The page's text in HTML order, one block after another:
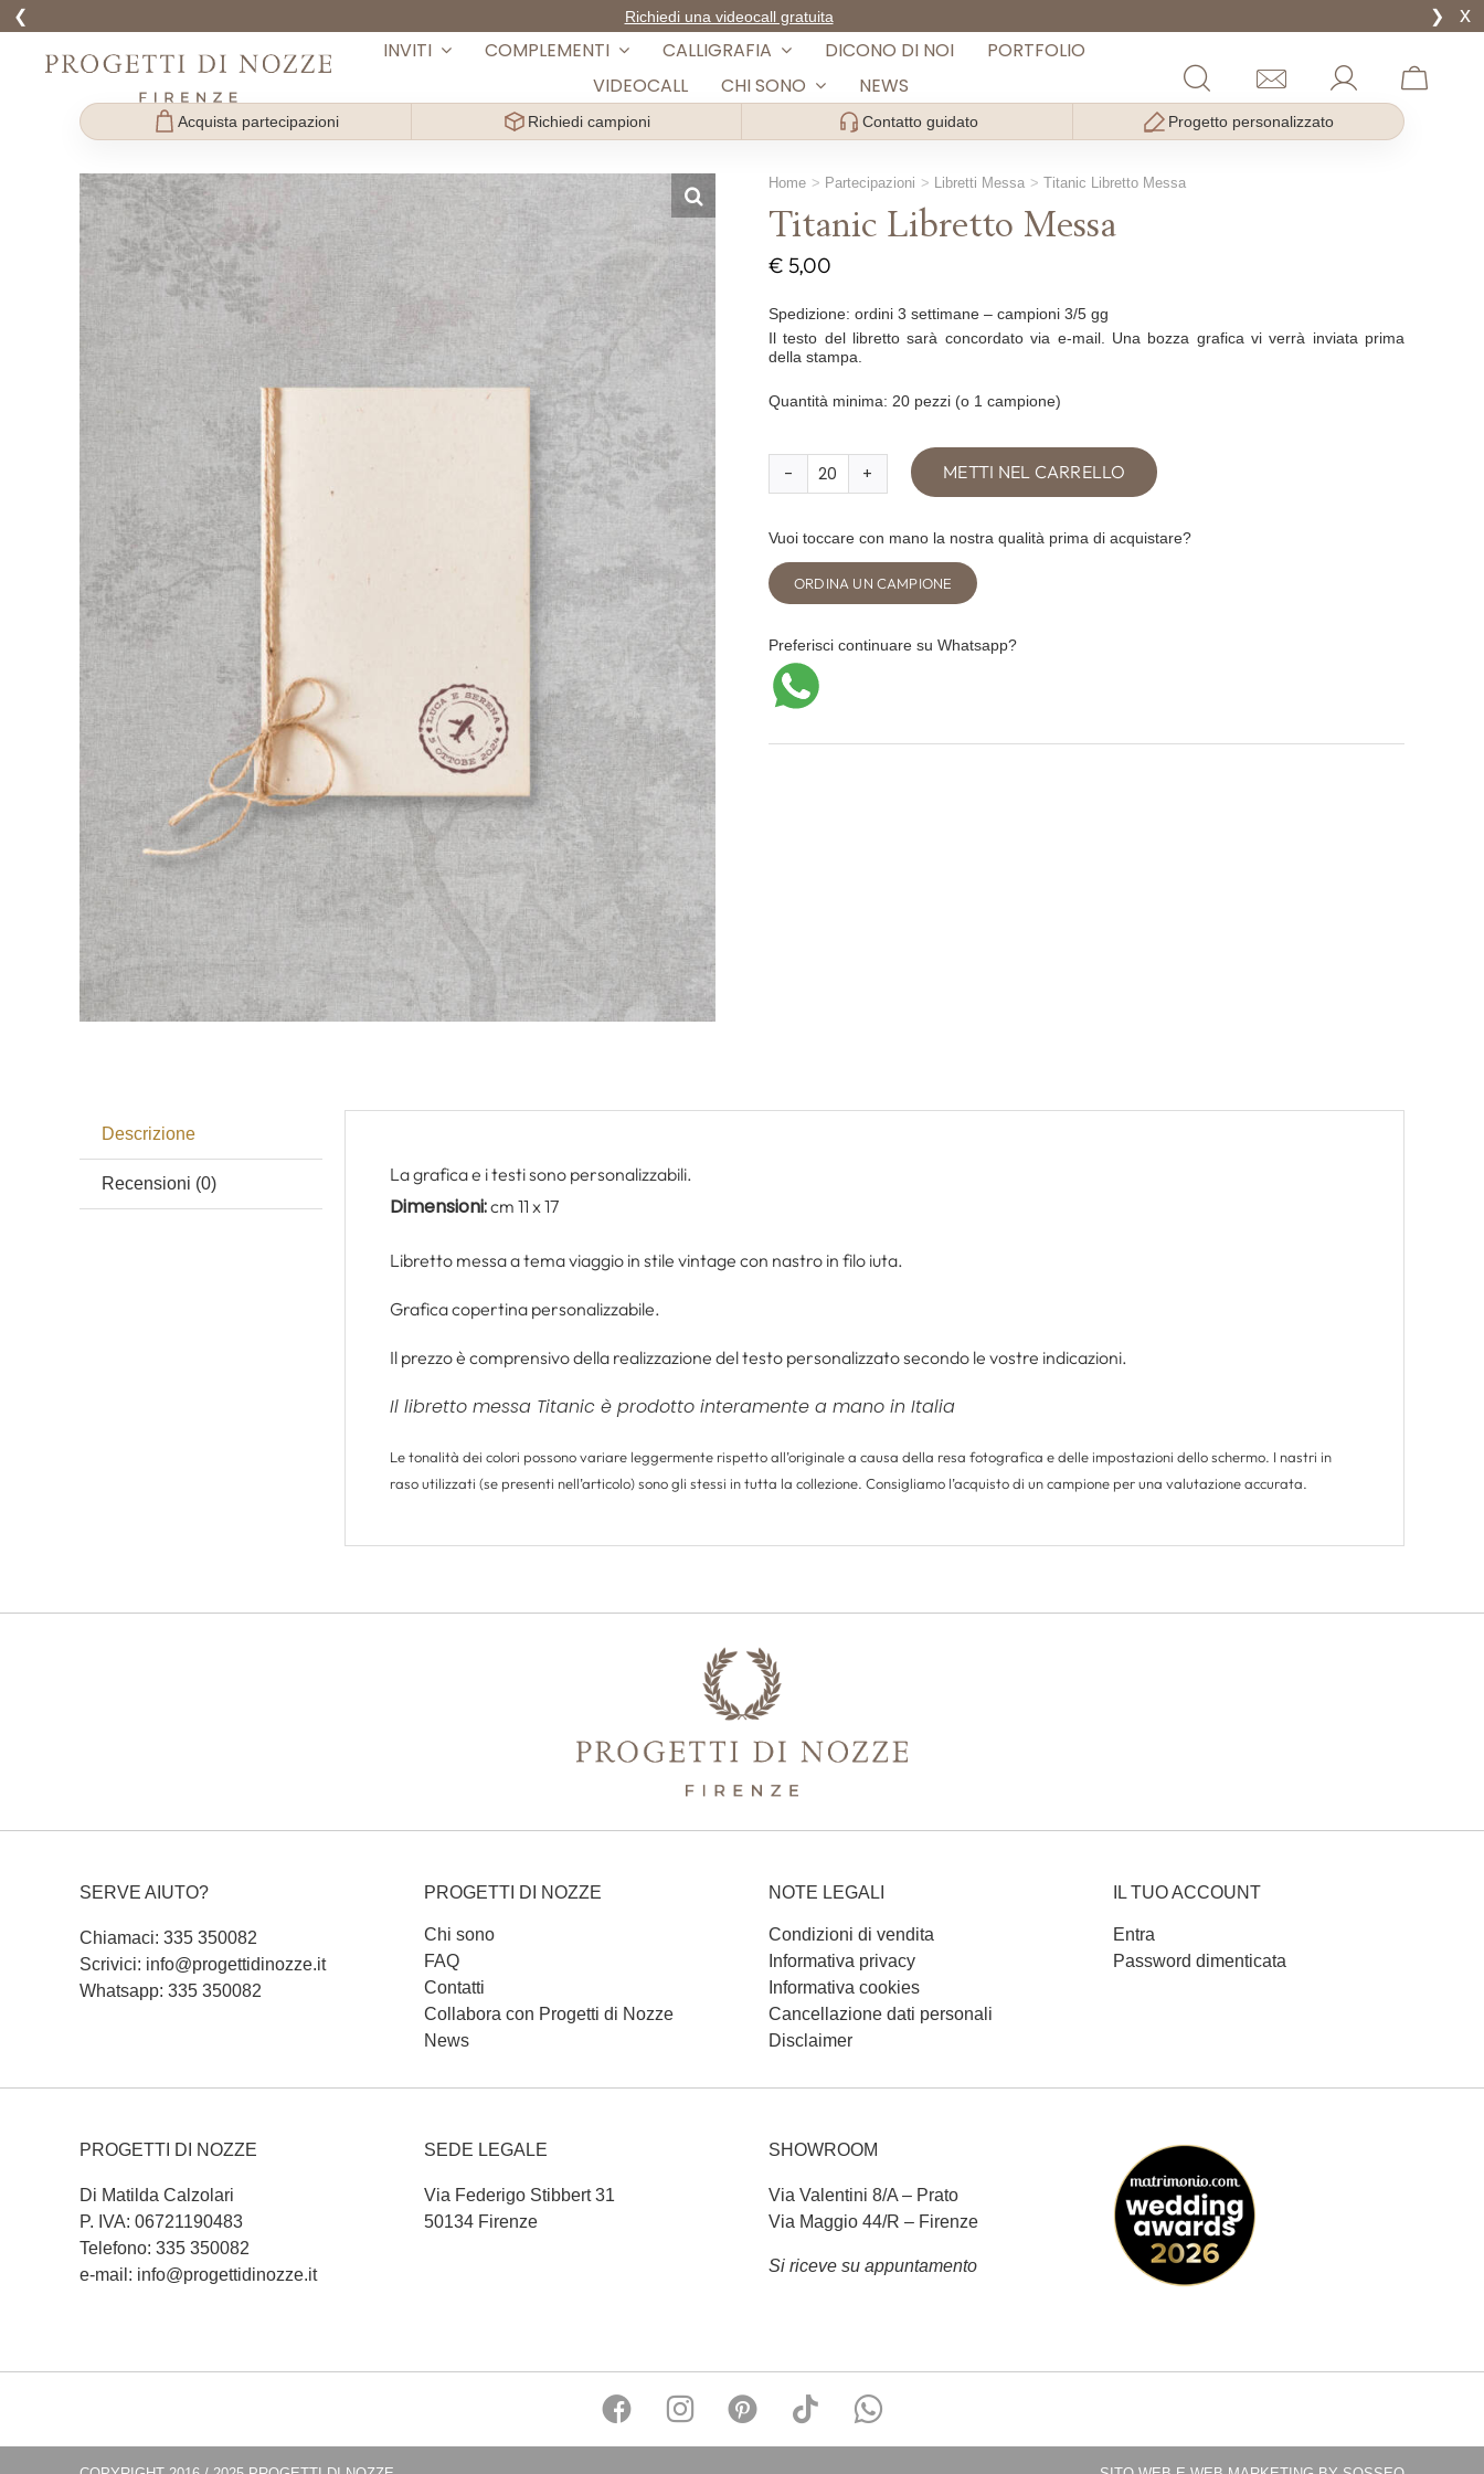
❮ Richiedi una videocall gratuita ❯ x
INVITI COMPLEMENTI CALLIGRAFIA DICONO DI NOI
PORTFOLIO
VIDEOCALL
CHI SONO NEWS
Acquista partecipazioni Richiedi campioni Contatto guidato Progetto personalizzato
Home Partecipazioni Libretti Messa Titanic Libretto Messa
Titanic Libretto Messa
€ 5,00
Spedizione: ordini 3 settimane – campioni 3/5 gg
Il testo del libretto sarà concordato via e-mail. Una bozza grafica vi verrà inviata prima
della stampa.
Quantità minima: 20 pezzi (o 1 campione)
Titanic
Libretto
quantità
METTI NEL CARRELLO
Vuoi toccare con mano la nostra qualità prima di acquistare?
ORDINA UN CAMPIONE
Preferisci continuare su Whatsapp?
Descrizione
Recensioni (0) La grafica e i testi sono personalizzabili.
Dimensioni:cm 11 x 17
Libretto messa a tema viaggio in stile vintage con nastro in filo iuta.
Grafica copertina personalizzabile.
Il prezzo è comprensivo della realizzazione del testo personalizzato secondo le vostre indicazioni.
Il libretto messa Titanic è prodotto interamente a mano in Italia
Le tonalità dei colori possono variare leggermente rispetto all’originale a causa della resa fotografica e delle impostazioni dello schermo. I nastri in
raso utilizzati (se presenti nell’articolo) sono gli stessi in tutta la collezione. Consigliamo l’acquisto di un campione per una valutazione accurata.
SERVE AIUTO?
Chiamaci: 335 350082
Scrivici: info@progettidinozze.it
Whatsapp: 335 350082
PROGETTI DI NOZZE
Chi sono
FAQ
Contatti
Collabora con Progetti di Nozze
News
NOTE LEGALI
Condizioni di vendita
Informativa privacy
Informativa cookies
Cancellazione dati personali
Disclaimer
IL TUO ACCOUNT
Entra
Password dimenticata
PROGETTI DI NOZZE
Di Matilda Calzolari
P. IVA: 06721190483
Telefono: 335 350082
e-mail: info@progettidinozze.it
SEDE LEGALE
Via Federigo Stibbert 31
50134 Firenze
SHOWROOM
Via Valentini 8/A – Prato
Via Maggio 44/R – Firenze
Si riceve su appuntamento